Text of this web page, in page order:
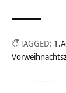
TAGGED: